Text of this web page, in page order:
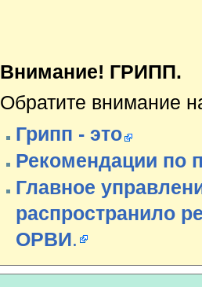
Внимание! ГРИПП.
Обратите внимание
Грипп - это
Рекомендации по
Главное
распространило
ОРВИ.